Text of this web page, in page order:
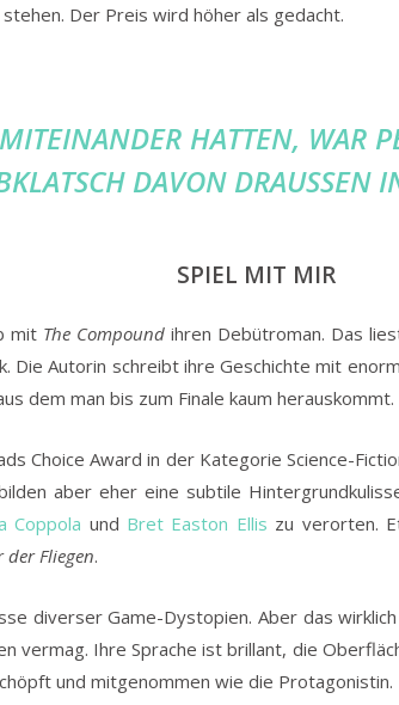
Der Preis wird höher als gedacht.
HATTEN, WAR
DAVON DRAUSSEN
SPIEL MIT MIR
mit The Compound ihren Debütroman. Das
Die Autorin schreibt ihre Geschichte mit
dem man bis zum Finale kaum herauskommt.
Choice Award in der Kategorie Science-
aber eher eine subtile
Coppola und Bret Easton Ellis zu verorten.
der Fliegen.
diverser Game-Dystopien. Aber das
vermag. Ihre Sprache ist brillant, die
und mitgenommen wie die Protagonistin.